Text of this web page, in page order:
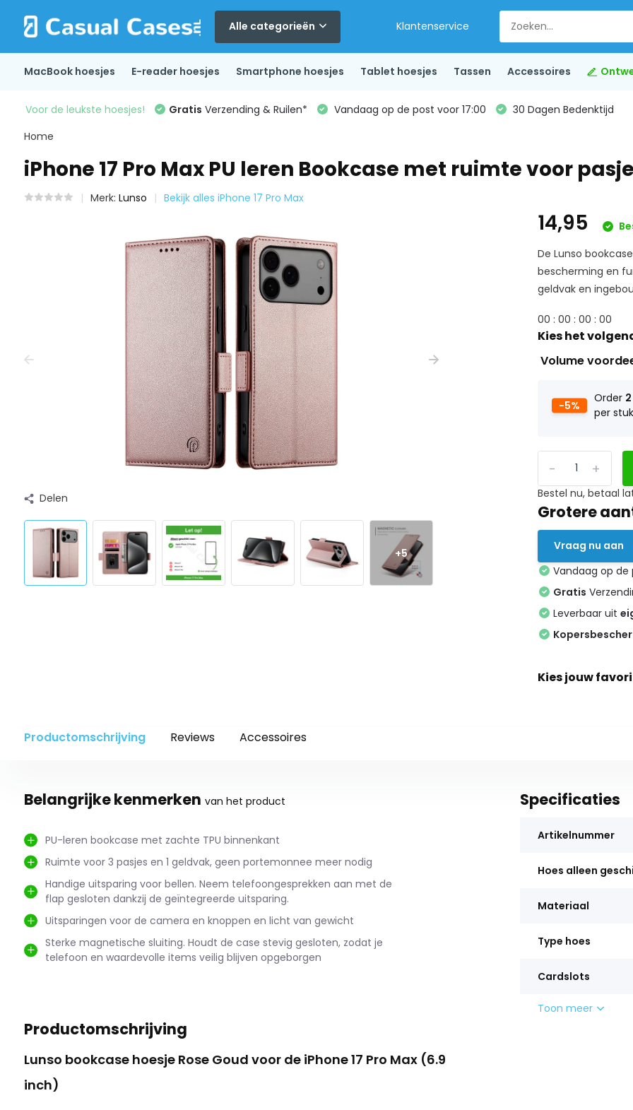
Alle categorieën Klantenservice
MacBook hoesjes E-reader hoesjes Smartphone hoesjes Tablet hoesjes Tassen Accessoires
Voor de leukste hoesjes! Gratis Verzending & Ruilen* Vandaag op de post voor 17:00
30 Dagen Bedenktijd
Home
iPhone 17 Pro Max PU leren Bookcase met ruimte voor
Merk: Lunso Bekijk alles iPhone 17 Pro Max
Delen
+5
14,95
De Lunso
bescherming en
geldvak en
00 :00 :00 :00
Kies het
Volume
-5%
Order 2
per
+
-
Bestel nu, betaal
Grotere
Vraag nu aan
Vandaag op
Gratis
Leverbaar uit
Kies jouw
Productomschrijving Reviews Accessoires
Belangrijke kenmerken van het product
PU-leren bookcase met zachte TPU binnenkant
Ruimte voor 3 pasjes en 1 geldvak, geen portemonnee meer nodig
Handige uitsparing voor bellen. Neem telefoongesprekken aan met de
flap gesloten dankzij de geïntegreerde uitsparing.
Uitsparingen voor de camera en knoppen en licht van gewicht
Sterke magnetische sluiting. Houdt de case stevig gesloten, zodat je
telefoon en waardevolle items veilig blijven opgeborgen
Productomschrijving
Lunso bookcase hoesje Rose Goud voor de iPhone 17 Pro Max (6.9
inch)
Specificaties
Artikelnummer
Hoes alleen
Materiaal
Type hoes
Cardslots
Toon meer